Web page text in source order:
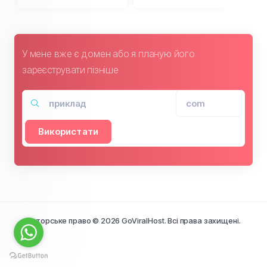
У мене вже є домен або я планую його
зареєструвати пізніше
Використати
Авторське право © 2026 GoViralHost. Всі права захищені.